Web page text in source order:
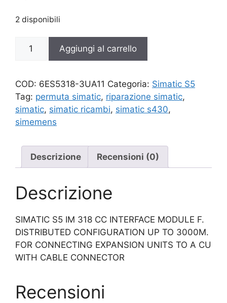
2 disponibili
6ES5318-
Aggiungi al carrello
COD: 6ES5318-3UA11 Categoria: Simatic S5
Tag: permuta simatic, riparazione simatic,
simatic, simatic ricambi, simatic s430,
simemens
Descrizione Recensioni (0)
Descrizione
SIMATIC S5 IM 318 CC INTERFACE MODULE F.
DISTRIBUTED CONFIGURATION UP TO 3000M.
FOR CONNECTING EXPANSION UNITS TO A CU
WITH CABLE CONNECTOR
Recensioni